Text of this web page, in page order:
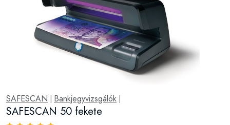
SAFESCAN Bankjegyvizsgálók
SAFESCAN 50 fekete